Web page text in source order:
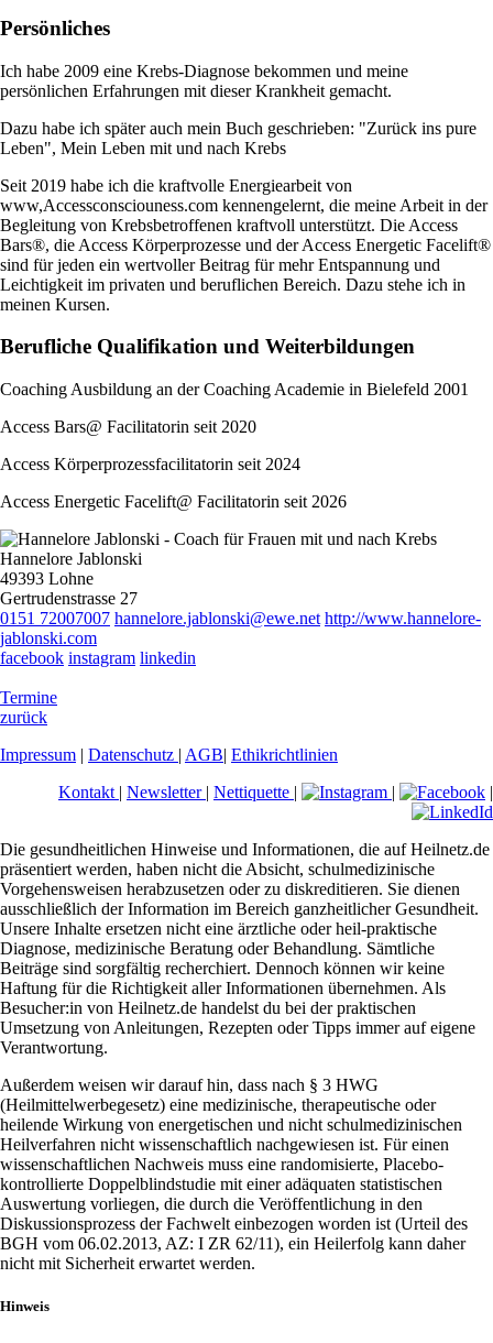
Persönliches
Ich habe 2009 eine Krebs-Diagnose bekommen und meine
persönlichen Erfahrungen mit dieser Krankheit gemacht.
Dazu habe ich später auch mein Buch geschrieben: "Zurück ins pure
Leben", Mein Leben mit und nach Krebs
Seit 2019 habe ich die kraftvolle Energiearbeit von
www,Accessconsciouness.com kennengelernt, die meine Arbeit in der
Begleitung von Krebsbetroffenen kraftvoll unterstützt. Die Access
Bars®, die Access Körperprozesse und der Access Energetic Facelift®
sind für jeden ein wertvoller Beitrag für mehr Entspannung und
Leichtigkeit im privaten und beruflichen Bereich. Dazu stehe ich in
meinen Kursen.
Berufliche Qualifikation und Weiterbildungen
Coaching Ausbildung an der Coaching Academie in Bielefeld 2001
Access Bars@ Facilitatorin seit 2020
Access Körperprozessfacilitatorin seit 2024
Access Energetic Facelift@ Facilitatorin seit 2026
Hannelore Jablonski
49393 Lohne
Gertrudenstrasse 27
0151 72007007 hannelore.jablonski@ewe.net http://www.hannelore-
jablonski.com
facebook instagram linkedin
Termine
zurück
Impressum | Datenschutz | AGB| Ethikrichtlinien
Kontakt | Newsletter | Nettiquette | | |
Die gesundheitlichen Hinweise und Informationen, die auf Heilnetz.de
präsentiert werden, haben nicht die Absicht, schulmedizinische
Vorgehensweisen herabzusetzen oder zu diskreditieren. Sie dienen
ausschließlich der Information im Bereich ganzheitlicher Gesundheit.
Unsere Inhalte ersetzen nicht eine ärztliche oder heil-praktische
Diagnose, medizinische Beratung oder Behandlung. Sämtliche
Beiträge sind sorgfältig recherchiert. Dennoch können wir keine
Haftung für die Richtigkeit aller Informationen übernehmen. Als
Besucher:in von Heilnetz.de handelst du bei der praktischen
Umsetzung von Anleitungen, Rezepten oder Tipps immer auf eigene
Verantwortung.
Außerdem weisen wir darauf hin, dass nach § 3 HWG
(Heilmittelwerbegesetz) eine medizinische, therapeutische oder
heilende Wirkung von energetischen und nicht schulmedizinischen
Heilverfahren nicht wissenschaftlich nachgewiesen ist. Für einen
wissenschaftlichen Nachweis muss eine randomisierte, Placebo-
kontrollierte Doppelblindstudie mit einer adäquaten statistischen
Auswertung vorliegen, die durch die Veröffentlichung in den
Diskussionsprozess der Fachwelt einbezogen worden ist (Urteil des
BGH vom 06.02.2013, AZ: I ZR 62/11), ein Heilerfolg kann daher
nicht mit Sicherheit erwartet werden.
Hinweis